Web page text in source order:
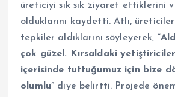
üreticiyi sık sık ziyaret ettiklerini
olduklarını kaydetti. Atlı,
tepkiler aldıklarını söyleyerek,
çok güzel. Kırsaldaki
içerisinde tuttuğumuz için bize
olumlu” diye belirtti. Projede